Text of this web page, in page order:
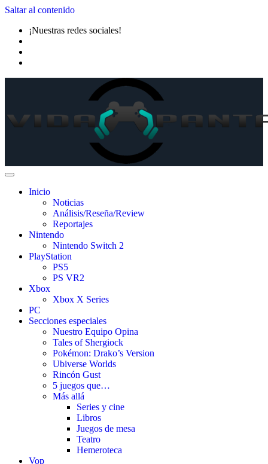
Saltar al contenido
¡Nuestras redes sociales!
Inicio
Noticias
Análisis/Reseña/Review
Reportajes
Nintendo
Nintendo Switch 2
PlayStation
PS5
PS VR2
Xbox
Xbox X Series
PC
Secciones especiales
Nuestro Equipo Opina
Tales of Shergiock
Pokémon: Drako’s Version
Ubiverse Worlds
Rincón Gust
5 juegos que…
Más allá
Series y cine
Libros
Juegos de mesa
Teatro
Hemeroteca
Vop